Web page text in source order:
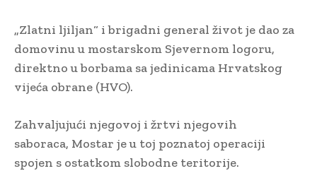
„Zlatni ljiljan“ i brigadni general život je dao za
domovinu u mostarskom Sjevernom logoru,
direktno u borbama sa jedinicama Hrvatskog
vijeća obrane (HVO).
Zahvaljujući njegovoj i žrtvi njegovih
saboraca, Mostar je u toj poznatoj operaciji
spojen s ostatkom slobodne teritorije.